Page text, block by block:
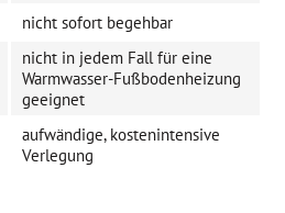
nicht sofort begehbar
nicht in jedem Fall für eine
Warmwasser-Fußbodenheizung
geeignet
aufwändige, kostenintensive
Verlegung